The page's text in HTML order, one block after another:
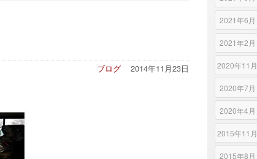
2014年11月23日
ブログ
2021年6月
2021年2月
2020年11月
2020年7月
2020年4月
2015年11月
2015年8月